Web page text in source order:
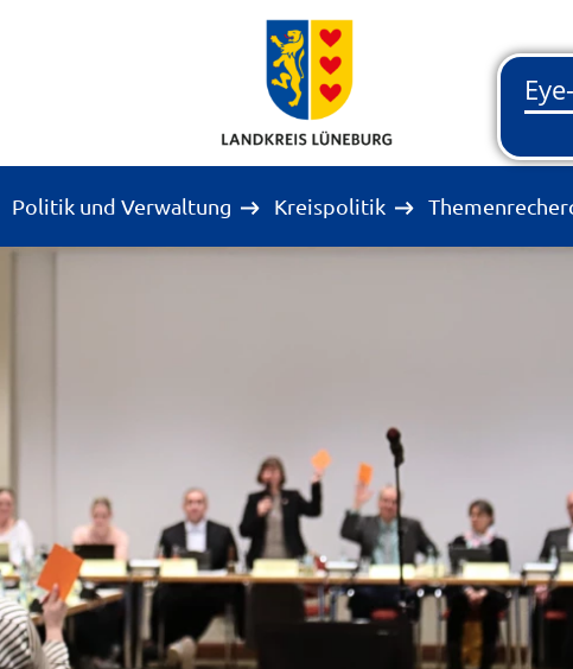
Politik und Verwaltung Kreispolitik